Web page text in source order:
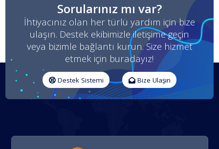
Sorularınız mı var?
İhtiyacınız olan her türlü yardım için bize
ulaşın. Destek ekibimizle iletişime geçin
veya bizimle bağlantı kurun. Size hizmet
etmek için buradayız!
Destek Sistemi Bize Ulaşın